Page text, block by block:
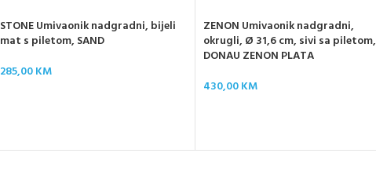
STONE Umivaonik nadgradni, bijeli
mat s piletom, SAND
285,00KM
ZENON Umivaonik nadgradni,
okrugli, Ø 31,6 cm, sivi sa piletom,
DONAU ZENON PLATA
430,00KM